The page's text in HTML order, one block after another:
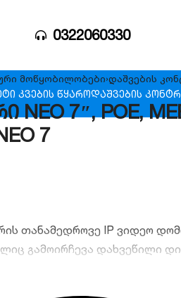
0322060330
კვების წყაროდაშვების
მოწყობილობები›დაშვების
7″, POE,
7
თანამედროვე IP ვიდეო
გამოირჩევა დახვეწილი